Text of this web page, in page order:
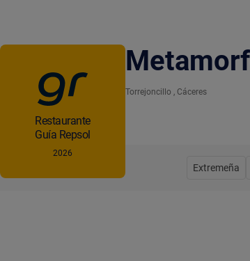
Torrejoncillo , Cáceres
Restaurante
Guía Repsol
2026
Extremeña